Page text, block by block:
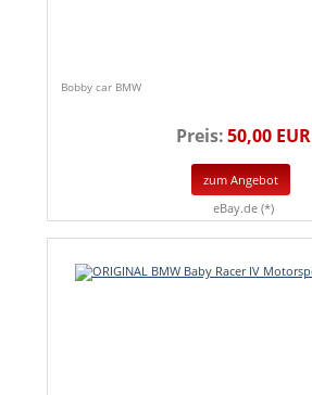
Bobby car BMW
Preis:50,00 EUR
zum Angebot
eBay.de (*)